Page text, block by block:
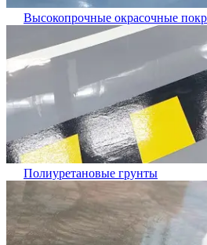
Высокопрочные окрасочные
Полиуретановые грунты